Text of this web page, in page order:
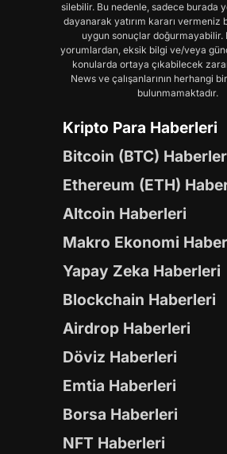
silebilir. Bu nedenle, sadece burada
dayanarak yatırım kararı vermeniz
uygun sonuçlar doğurmayabilir.
yorumlardan, eksik bilgi ve/veya
konularda ortaya çıkabilecek
News ve çalışanlarının herhangi
bulunmamaktadır.
Kripto Para Haberleri
Bitcoin (BTC)
Ethereum (ETH)
Altcoin Haberleri
Makro Ekonomi
Yapay Zeka Haberleri
Blockchain Haberleri
Airdrop Haberleri
Döviz Haberleri
Emtia Haberleri
Borsa Haberleri
NFT Haberleri